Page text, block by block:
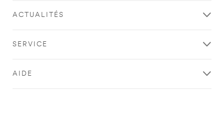
ACTUALITÉS
SERVICE
AIDE